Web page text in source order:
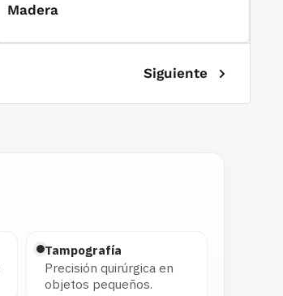
Madera
Siguiente
Tampografía
Precisión quirúrgica en
objetos pequeños.